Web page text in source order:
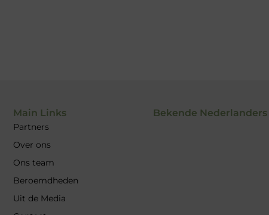
Main Links
Partners
Over ons
Ons team
Beroemdheden
Uit de Media
Bekende Nederlanders